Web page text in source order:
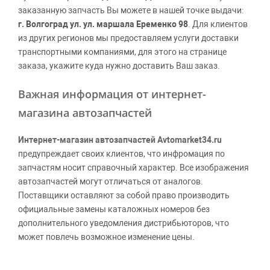
заказанную запчасть Вы можете в нашей точке выдачи:
г. Волгоград ул. ул. маршала Еременко 98 . Для клиентов
из других регионов мы предоставляем услуги доставки
транспортными компаниями, для этого на странице
заказа, укажите куда нужно доставить Ваш заказ.
Важная информация от интернет-
магазина автозапчастей
Интернет-магазин автозапчастей Avtomarket34.ru
предупреждает своих клиентов, что инфромация по
запчастям носит справочный характер. Все изображения
автозапчастей могут отличаться от аналогов.
Поставщики оставляют за собой право производить
официальные замены каталожных номеров без
дополнительного уведомления дистрибьюторов, что
может повлечь возможное изменение цены.